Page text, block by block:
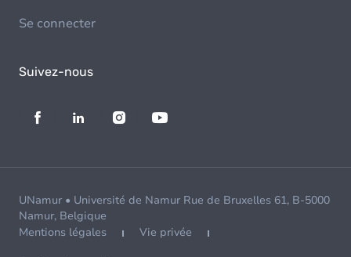
Se connecter
Suivez-nous
UNamur • Université de Namur Rue de Bruxelles 61, B-5000
Namur, Belgique
Mentions légales
Vie privée